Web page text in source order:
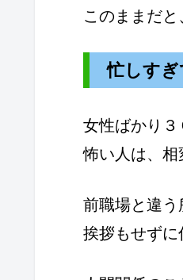
このままだと
忙しす
女性ばかり３
怖い人は、相
前職場と違う
挨拶もせずに